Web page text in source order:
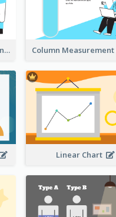
Circular Data Measurement
Linear Chart